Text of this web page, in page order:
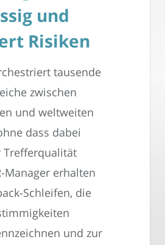
und
Risiken
tausende
zwischen
und weltweiten
dass dabei
Trefferqualität
Manager erhalten
Schleifen, die
und zur